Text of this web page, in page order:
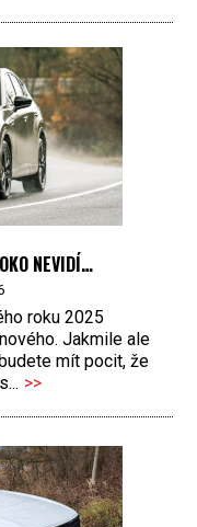
NEVIDÍ…
roku 2025
Jakmile ale
mít pocit, že
>>